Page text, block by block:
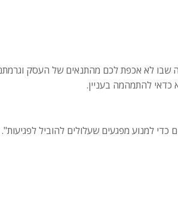
שבו לא אכפת לכם מהתנאים של העסק
להתמהמה בעניין.
למנוע מפגעים שעלולים להוביל